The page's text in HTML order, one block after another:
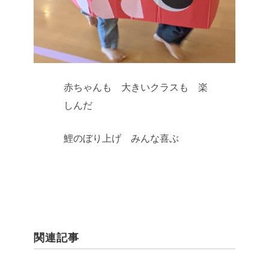
赤ちゃんも 大きいクラスも 楽
しんだ
鯉のぼり上げ みんな喜ぶ
関連記事